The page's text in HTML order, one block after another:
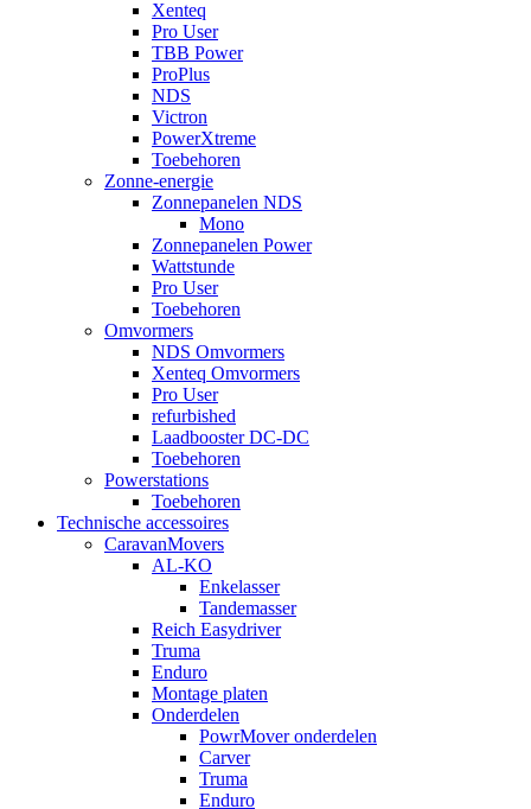
Xenteq
Pro User
TBB Power
ProPlus
NDS
Victron
PowerXtreme
Toebehoren
Zonne-energie
Zonnepanelen NDS
Mono
Zonnepanelen Power
Wattstunde
Pro User
Toebehoren
Omvormers
NDS Omvormers
Xenteq Omvormers
Pro User
refurbished
Laadbooster DC-DC
Toebehoren
Powerstations
Toebehoren
Technische accessoires
CaravanMovers
AL-KO
Enkelasser
Tandemasser
Reich Easydriver
Truma
Enduro
Montage platen
Onderdelen
PowrMover onderdelen
Carver
Truma
Enduro